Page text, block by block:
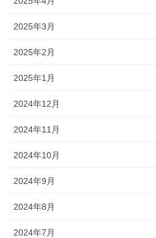
2025年3月
2025年2月
2025年1月
2024年12月
2024年11月
2024年10月
2024年9月
2024年8月
2024年7月